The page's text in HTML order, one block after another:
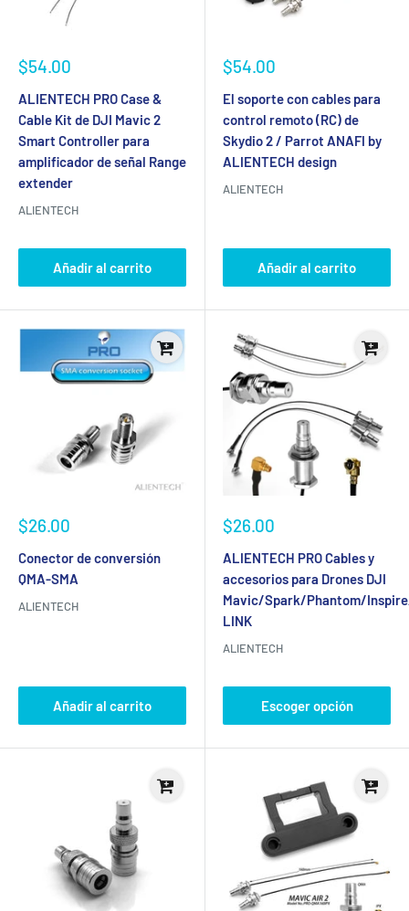
Precio
venta
$54.00
ALIENTECH PRO Case &
Cable Kit de DJI Mavic 2
Smart Controller para
amplificador de señal Range
extender
ALIENTECH
Añadir al carrito
Precio
venta
$54.00
El soporte con cables para
control remoto (RC) de
Skydio 2 / Parrot ANAFI by
ALIENTECH design
ALIENTECH
Añadir al carrito
Precio
venta
$26.00
Conector de conversión
QMA-SMA
ALIENTECH
Añadir al carrito
Precio
venta
$26.00
ALIENTECH PRO Cables y
accesorios para Drones DJI
Mavic/Spark/Phantom/
LINK
ALIENTECH
Escoger opción